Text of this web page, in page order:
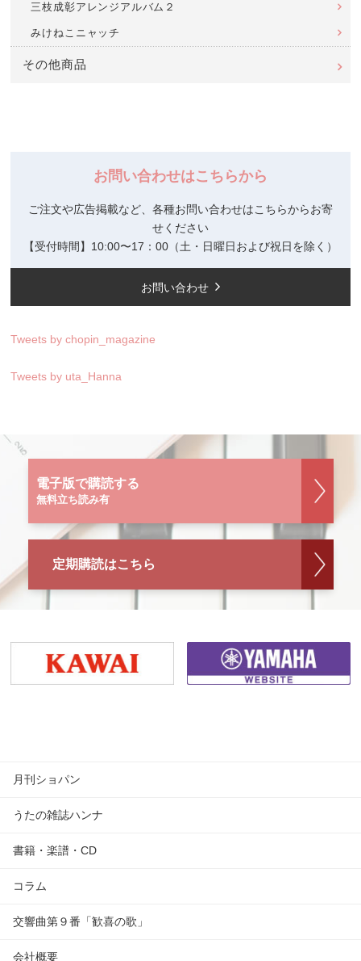
三枝成彰アレンジアルバム２
みけねこニャッチ
その他商品
お問い合わせはこちらから
ご注文や広告掲載など、各種お問い合わせはこちらからお寄
せください
【受付時間】10:00〜17：00（土・日曜日および祝日を除く）
お問い合わせ
Tweets by chopin_magazine
Tweets by uta_Hanna
電子版で購読する
無料立ち読み有
定期購読はこちら
月刊ショパン
うたの雑誌ハンナ
書籍・楽譜・CD
コラム
交響曲第９番「歓喜の歌」
会社概要